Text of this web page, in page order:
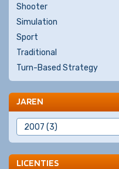
Shooter
Simulation
Sport
Traditional
Turn-Based Strategy
JAREN
LICENTIES